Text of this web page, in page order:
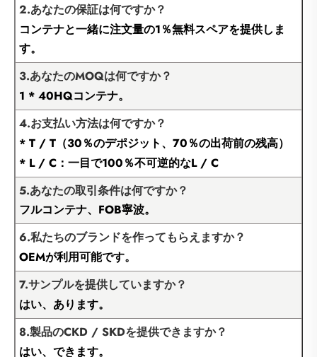
2.あなたの保証は何ですか？
コンテナと一緒に注文量の1％無料スペアを提供しま
す。
3.あなたのMOQは何ですか？
1 * 40HQコンテナ。
4.お支払い方法は何ですか？
* T / T（30％のデポジット、70％の出荷前の残高）
* L / C：一目で100％不可逆的なL / C
5.あなたの取引条件は何ですか？
フルコンテナ、FOB寧波。
6.私たちのブランドを作ってもらえますか？
OEMが利用可能です。
7.サンプルを提供していますか？
はい、あります。
8.製品のCKD / SKDを提供できますか？
はい、できます。